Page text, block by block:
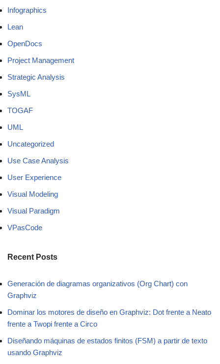
Infographics
Lean
OpenDocs
Project Management
Strategic Analysis
SysML
TOGAF
UML
Uncategorized
Use Case Analysis
User Experience
Visual Modeling
Visual Paradigm
VPasCode
Recent Posts
Generación de diagramas organizativos (Org Chart) con
Graphviz
Dominar los motores de diseño en Graphviz: Dot frente a Neato
frente a Twopi frente a Circo
Diseñando máquinas de estados finitos (FSM) a partir de texto
usando Graphviz